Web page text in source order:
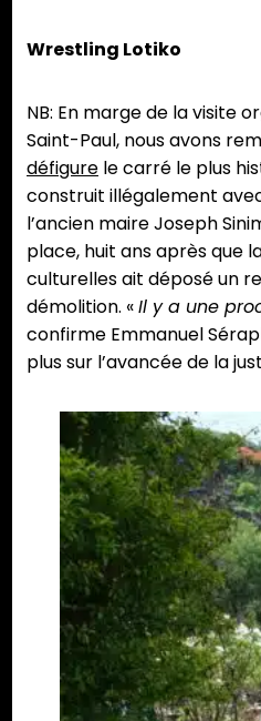
Wrestling Lotiko
NB: En marge de la visite
Saint-Paul, nous avons
défigure le carré le plus
construit illégalement
l’ancien maire Joseph
place, huit ans après que
culturelles ait déposé un
démolition. «Il y a une
confirme Emmanuel
plus sur l’avancée de la